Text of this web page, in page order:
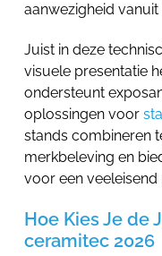
aanwezigheid vanuit
Juist in deze
visuele presentatie
ondersteunt
oplossingen voor
stands combineren
merkbeleving en
voor een veeleisend
Hoe Kies Je de
ceramitec 2026